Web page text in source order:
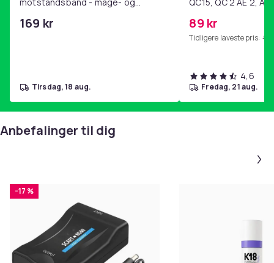
motstandsbånd - mage- og
hjemmegymnastikk Purple
169 kr
tirsdag, 18 aug.
QC15, QC 2 AE 2, AE
89 kr
Tidligere laveste pris: 99
4,6
fredag, 21 aug.
Anbefalinger til dig
-17 %